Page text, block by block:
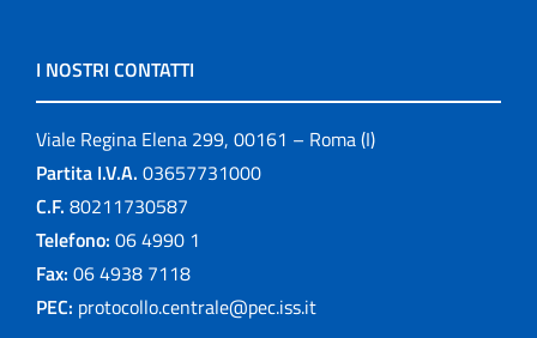
I NOSTRI CONTATTI
Viale Regina Elena 299, 00161 – Roma (I)
Partita I.V.A. 03657731000
C.F. 80211730587
Telefono: 06 4990 1
Fax: 06 4938 7118
PEC: protocollo.centrale@pec.iss.it